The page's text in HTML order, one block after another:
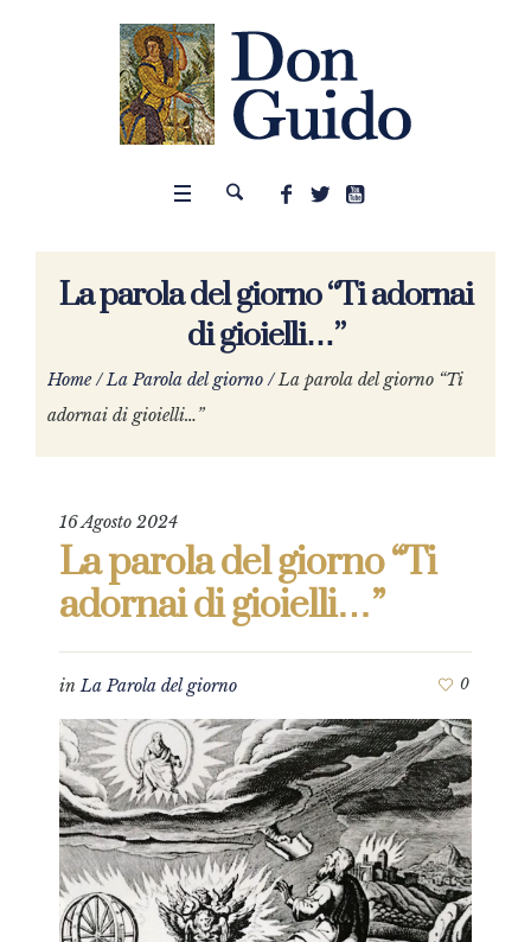
La parola del giorno “Ti adornai
di gioielli…”
Home /La Parola del giorno /La parola del giorno “Ti
adornai di gioielli…”
16 Agosto 2024
La parola del giorno “Ti
adornai di gioielli…”
inLa Parola del giorno 0